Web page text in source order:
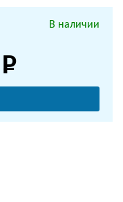
В наличии